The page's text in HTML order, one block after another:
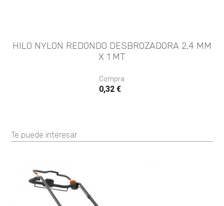
HILO NYLON REDONDO DESBROZADORA 2,4 MM
X 1 MT
Compra
0,32 €
Te puede interesar